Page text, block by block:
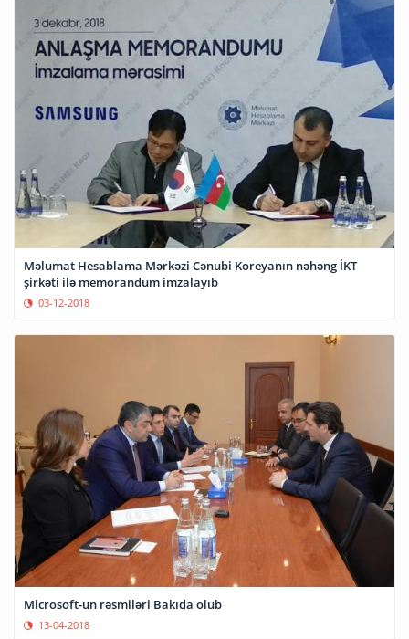
Məlumat Hesablama Mərkəzi Cənubi Koreyanın nəhəng İKT
şirkəti ilə memorandum imzalayıb
03-12-2018
Microsoft-un rəsmiləri Bakıda olub
13-04-2018